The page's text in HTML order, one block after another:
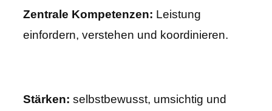
Zentrale Kompetenzen: Leistung
einfordern, verstehen und koordinieren.
Stärken: selbstbewusst, umsichtig und